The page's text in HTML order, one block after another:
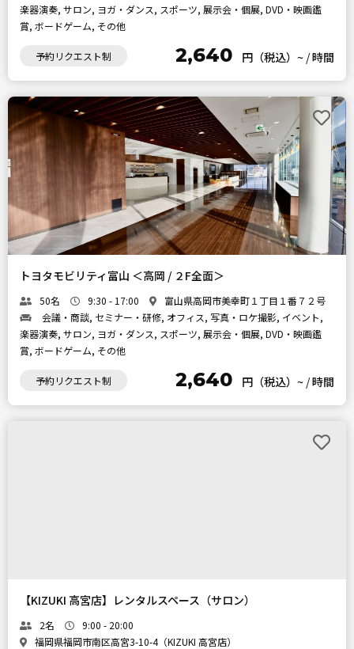
楽器演奏, サロン, ヨガ・ダンス, スポーツ, 展示会・個展, DVD・映画鑑
賞, ボードゲーム, その他
予約リクエスト制 2,640 円（税込）~ /時間
トヨタモビリティ富山 ＜高岡 / ２F全面＞
50名 9:30 - 17:00
富山県高岡市美幸町１丁目１番７２号
会議・商談, セミナー・研修, オフィス, 写真・ロケ撮影, イベント,
楽器演奏, サロン, ヨガ・ダンス, スポーツ, 展示会・個展, DVD・映画鑑
賞, ボードゲーム, その他
予約リクエスト制 2,640 円（税込）~ /時間
【KIZUKI 高宮店】レンタルスペース（サロン）
2名
9:00 - 20:00
福岡県福岡市南区高宮3-10-4（KIZUKI 高宮店）